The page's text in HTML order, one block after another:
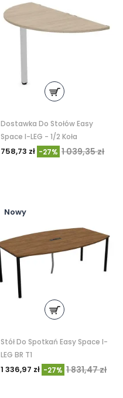
Dostawka Do Stołów Easy
Space I-LEG - 1/2 Koła
758,73 zł -27% 1 039,35 zł
Nowy
Stół Do Spotkań Easy Space I-
LEG BR T1
1 336,97 zł -27% 1 831,47 zł